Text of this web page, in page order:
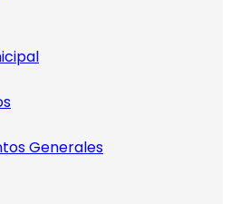
Generales